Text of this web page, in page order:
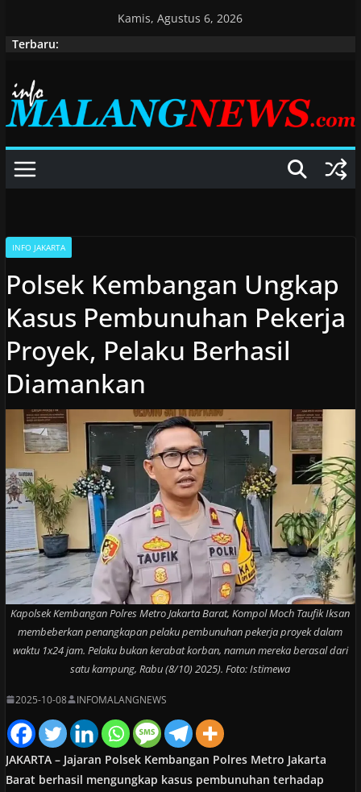
Kamis, Agustus 6, 2026
Terbaru:
INFO JAKARTA
Polsek Kembangan Ungkap
Kasus Pembunuhan Pekerja
Proyek, Pelaku Berhasil
Diamankan
Kapolsek Kembangan Polres Metro Jakarta Barat, Kompol Moch Taufik Iksan
membeberkan penangkapan pelaku pembunuhan pekerja proyek dalam
waktu 1x24 jam. Pelaku bukan kerabat korban, namun mereka berasal dari
satu kampung, Rabu (8/10) 2025). Foto: Istimewa
2025-10-08 INFOMALANGNEWS
JAKARTA – Jajaran Polsek Kembangan Polres Metro Jakarta
Barat berhasil mengungkap kasus pembunuhan terhadap